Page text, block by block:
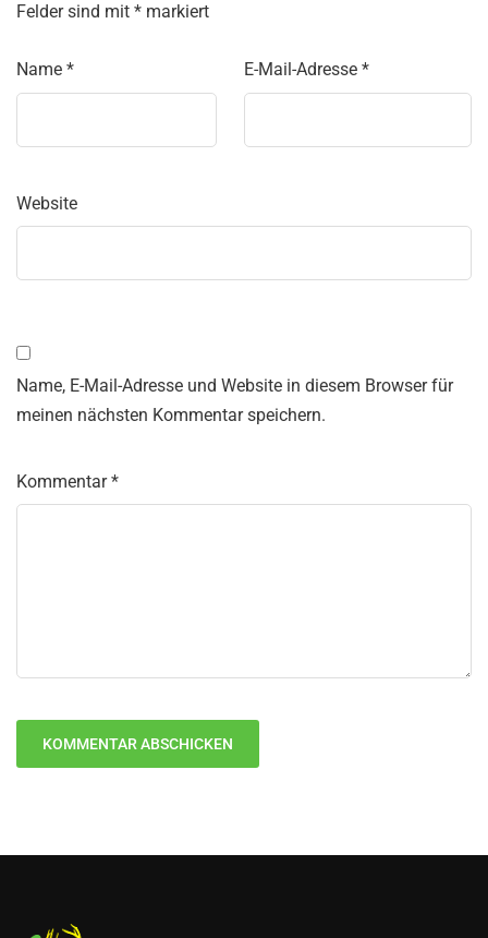
Felder sind mit * markiert
Name * E-Mail-Adresse *
Website
Name, E-Mail-Adresse und Website in diesem Browser für
meinen nächsten Kommentar speichern.
Kommentar*